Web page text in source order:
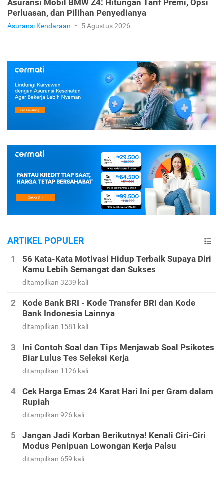
Perluasan, dan Pilihan Penyedianya
Asuransi Kendaraan • 5 Agustus 2026
ARTIKEL POPULER
56 Kata-Kata Motivasi Hidup Terbaik Supaya Diri
Kamu Lebih Semangat dan Sukses
ditampilkan 3239 kali
Kode Bank BRI - Kode Transfer BRI dan Kode
Bank Indonesia Lainnya
ditampilkan 1581 kali
Ini Contoh Soal dan Tips Menjawab Soal Psikotes
Biar Lulus Tes Seleksi Kerja
ditampilkan 1126 kali
Cek Harga Emas 24 Karat Hari Ini per Gram dalam
Rupiah
ditampilkan 926 kali
Jangan Jadi Korban Berikutnya! Kenali Ciri-Ciri
Modus Penipuan Lowongan Kerja Palsu
ditampilkan 659 kali